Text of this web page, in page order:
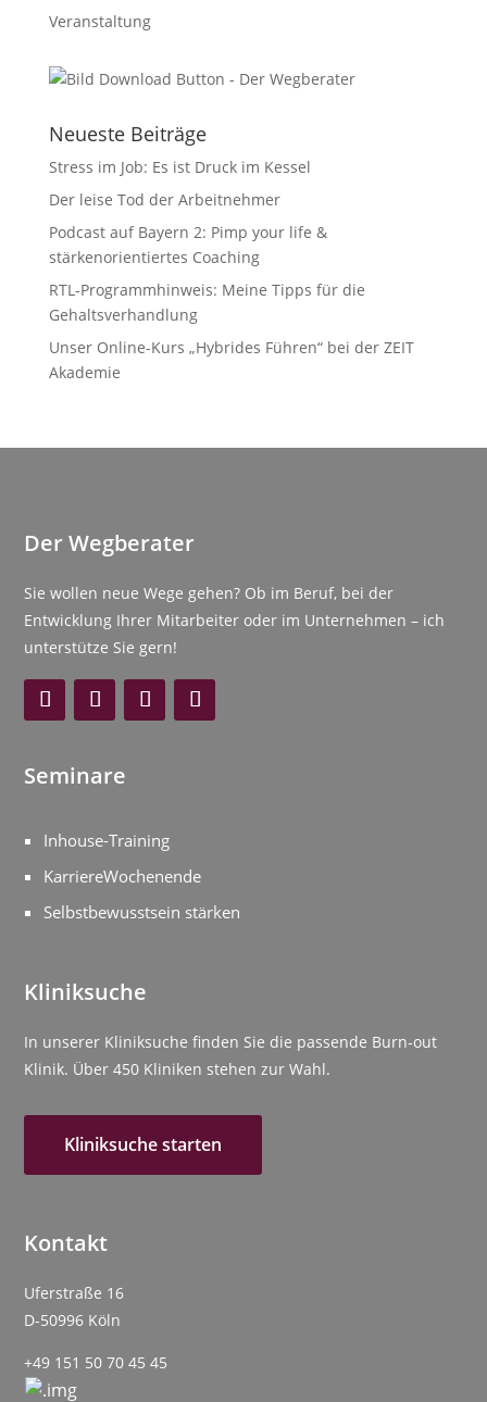
Veranstaltung
Neueste Beiträge
Stress im Job: Es ist Druck im Kessel
Der leise Tod der Arbeitnehmer
Podcast auf Bayern 2: Pimp your life &
stärkenorientiertes Coaching
RTL-Programmhinweis: Meine Tipps für die
Gehaltsverhandlung
Unser Online-Kurs „Hybrides Führen“ bei der ZEIT
Akademie
Der Wegberater
Sie wollen neue Wege gehen? Ob im Beruf, bei der
Entwicklung Ihrer Mitarbeiter oder im Unternehmen – ich
unterstütze Sie gern!
Seminare
Inhouse-Training
KarriereWochenende
Selbstbewusstsein stärken
Kliniksuche
In unserer Kliniksuche finden Sie die passende Burn-out
Klinik. Über 450 Kliniken stehen zur Wahl.
Kliniksuche starten
Kontakt
Uferstraße 16
D-50996 Köln
+49 151 50 70 45 45